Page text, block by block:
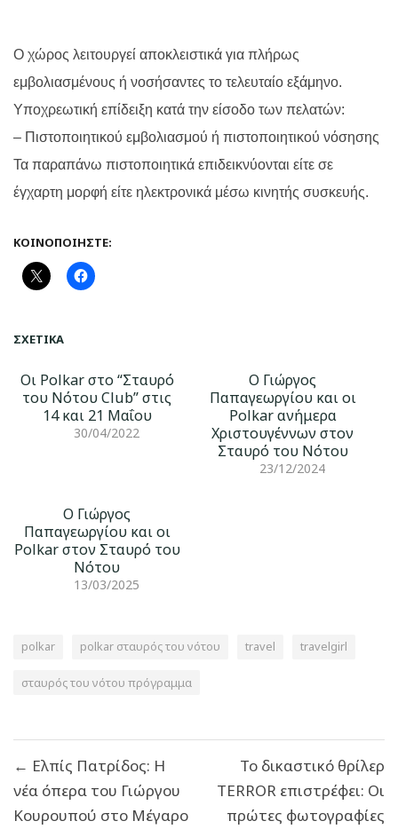
Ο χώρος λειτουργεί αποκλειστικά για πλήρως
εμβολιασμένους ή νοσήσαντες το τελευταίο εξάμηνο.
Υποχρεωτική επίδειξη κατά την είσοδο των πελατών:
– Πιστοποιητικού εμβολιασμού ή πιστοποιητικού νόσησης
Τα παραπάνω πιστοποιητικά επιδεικνύονται είτε σε
έγχαρτη μορφή είτε ηλεκτρονικά μέσω κινητής συσκευής.
ΚΟΙΝΟΠΟΙΉΣΤΕ:
ΣΧΕΤΙΚΆ
Οι Polkar στο “Σταυρό
του Νότου Club” στις
14 και 21 Μαΐου
30/04/2022
Ο Γιώργος
Παπαγεωργίου και οι
Polkar ανήμερα
Χριστουγέννων στον
Σταυρό του Νότου
23/12/2024
Ο Γιώργος
Παπαγεωργίου και οι
Polkar στον Σταυρό του
Νότου
13/03/2025
polkar polkar σταυρός του νότου travel travelgirl
σταυρός του νότου πρόγραμμα
άρθρων
← Eλπίς Πατρίδος: Η
νέα όπερα του Γιώργου
Κουρουπού στο Μέγαρο
Το δικαστικό θρίλερ
TERROR επιστρέφει: Οι
πρώτες φωτογραφίες